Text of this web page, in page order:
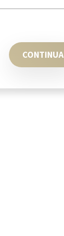
CONTINUA